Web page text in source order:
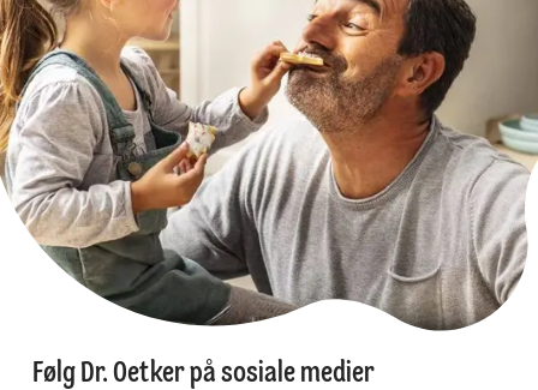
Følg Dr. Oetker på sosiale medier